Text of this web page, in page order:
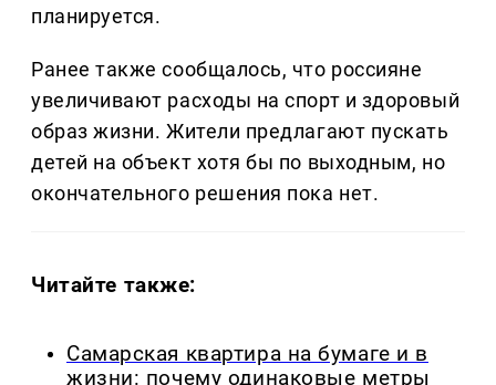
планируется.
Ранее также сообщалось, что россияне
увеличивают расходы на спорт и здоровый
образ жизни. Жители предлагают пускать
детей на объект хотя бы по выходным, но
окончательного решения пока нет.
Читайте также:
Самарская квартира на бумаге и в
жизни: почему одинаковые метры